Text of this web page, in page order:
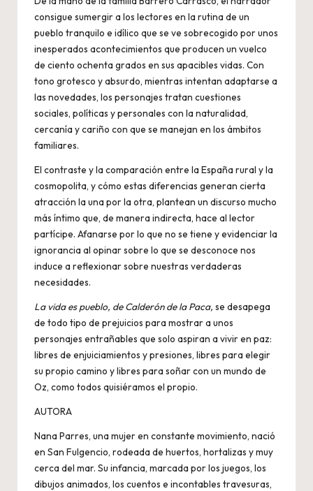
consigue sumergir a los lectores en la rutina de un
pueblo tranquilo e idílico que se ve sobrecogido por unos
inesperados acontecimientos que producen un vuelco
de ciento ochenta grados en sus apacibles vidas. Con
tono grotesco y absurdo, mientras intentan adaptarse a
las novedades, los personajes tratan cuestiones
sociales, políticas y personales con la naturalidad,
cercanía y cariño con que se manejan en los ámbitos
familiares.
El contraste y la comparación entre la España rural y la
cosmopolita, y cómo estas diferencias generan cierta
atracción la una por la otra, plantean un discurso mucho
más íntimo que, de manera indirecta, hace al lector
partícipe. Afanarse por lo que no se tiene y evidenciar la
ignorancia al opinar sobre lo que se desconoce nos
induce a reflexionar sobre nuestras verdaderas
necesidades.
La vida es pueblo, de Calderón de la Paca, se desapega
de todo tipo de prejuicios para mostrar a unos
personajes entrañables que solo aspiran a vivir en paz:
libres de enjuiciamientos y presiones, libres para elegir
su propio camino y libres para soñar con un mundo de
Oz, como todos quisiéramos el propio.
AUTORA
Nana Parres, una mujer en constante movimiento, nació
en San Fulgencio, rodeada de huertos, hortalizas y muy
cerca del mar. Su infancia, marcada por los juegos, los
dibujos animados, los cuentos e incontables travesuras,